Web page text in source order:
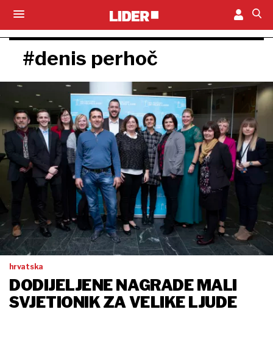
#denis perhoč
hrvatska
DODIJELJENE NAGRADE MALI
SVJETIONIK ZA VELIKE LJUDE